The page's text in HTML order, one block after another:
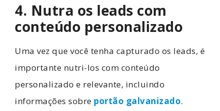
4. Nutra os leads com
conteúdo personalizado
Uma vez que você tenha capturado os leads, é
importante nutri-los com conteúdo
personalizado e relevante, incluindo
informações sobre portão galvanizado.